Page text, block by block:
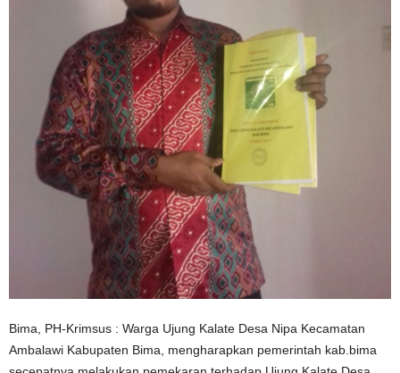
Bima, PH-Krimsus : Warga Ujung Kalate Desa Nipa Kecamatan
Ambalawi Kabupaten Bima, mengharapkan pemerintah kab.bima